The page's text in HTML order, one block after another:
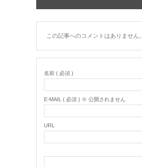
この記事へのコメントはありません。
名前 ( 必須 )
E-MAIL ( 必須 ) ※ 公開されません
URL